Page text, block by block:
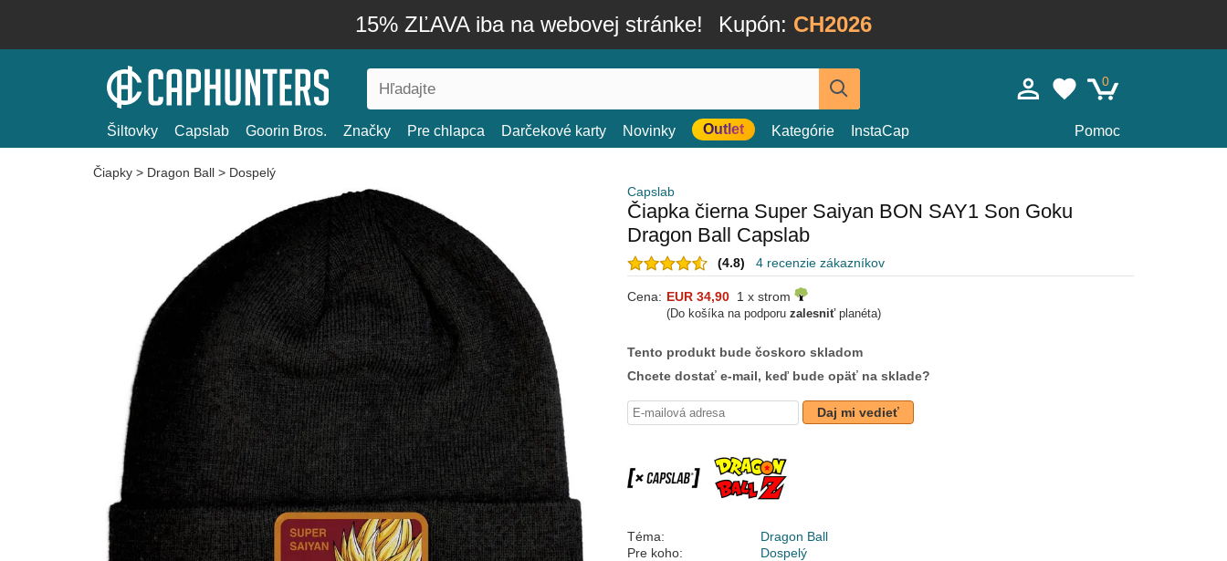
15% ZĽAVA iba na webovej stránke! Kupón: CH2026
0
Šiltovky Capslab Goorin Bros. Značky Pre chlapca Darčekové karty Novinky Outlet Kategórie InstaCap Pomoc
Čiapky > Dragon Ball > Dospelý
Capslab
Čiapka čierna Super Saiyan BON SAY1 Son Goku
Dragon Ball Capslab
(4.8) 4 recenzie zákazníkov
Cena: EUR 34,90 1 x strom
(Do košíka na podporu zalesniťplanéta)
Tento produkt bude čoskoro skladom
Chcete dostať e-mail, keď bude opäť na sklade?
Daj mi vedieť
Téma:
Dragon Ball
Pre koho:
Dospelý